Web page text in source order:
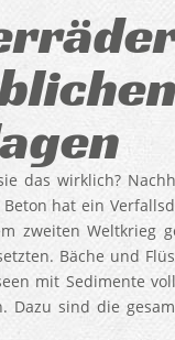
das wirklich?
hat ein
zweiten Weltkrieg
Bäche und
mit Sedimente
sind die